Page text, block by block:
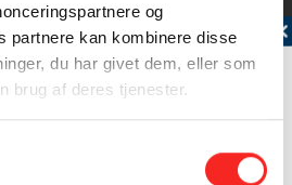
og
partnere kan kombinere disse
du har givet dem, eller som
brug af deres tjenester.
fladfisk (dvs. at det
vores nyhedsbrev